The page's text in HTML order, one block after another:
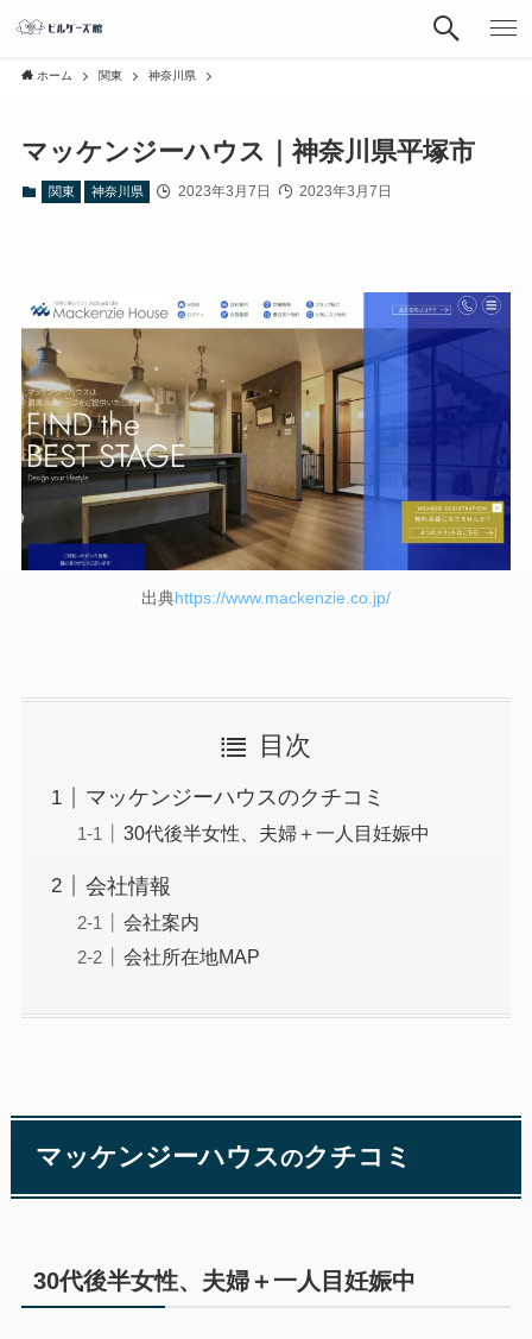
ホーム 関東 神奈川県
マッケンジーハウス｜神奈川県平塚市
関東 神奈川県 2023年3月7日 2023年3月7日
出典https://www.mackenzie.co.jp/
目次
マッケンジーハウスのクチコミ
30代後半女性、夫婦＋一人目妊娠中
会社情報
会社案内
会社所在地MAP
マッケンジーハウスのクチコミ
30代後半女性、夫婦＋一人目妊娠中